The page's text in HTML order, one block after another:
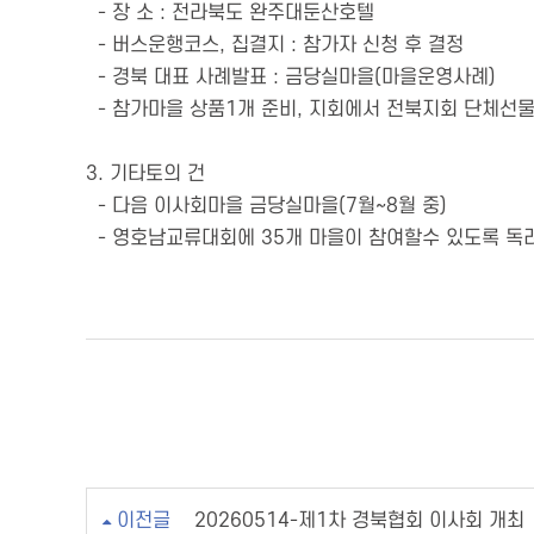
- 장 소 : 전라북도 완주대둔산호텔
- 버스운행코스, 집결지 : 참가자 신청 후 결정
- 경북 대표 사례발표 : 금당실마을(마을운영사례)
- 참가마을 상품1개 준비, 지회에서 전북지회 단체선
3. 기타토의 건
- 다음 이사회마을 금당실마을(7월~8월 중)
- 영호남교류대회에 35개 마을이 참여할수 있도록 독
이전글 20260514-제1차 경북협회 이사회 개최